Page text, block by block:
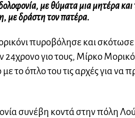
με θύματα μια μητέρα και
με δράστη τον πατέρα.
πυροβόλησε και
24χρονο γιο τους, Μίρκο
με το όπλο του τις αρχές για
συνέβη κοντά στην πόλη